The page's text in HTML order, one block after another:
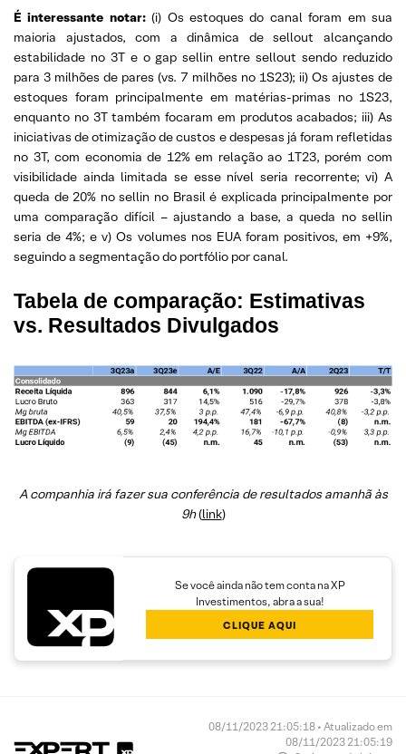
É interessante notar:(i) Os estoques do canal foram em sua
maioria ajustados, com a dinâmica de sellout alcançando
estabilidade no 3T e o gap sellin entre sellout sendo reduzido
para 3 milhões de pares (vs. 7 milhões no 1S23); ii) Os ajustes de
estoques foram principalmente em matérias-primas no 1S23,
enquanto no 3T também focaram em produtos acabados; iii) As
iniciativas de otimização de custos e despesas já foram refletidas
no 3T, com economia de 12% em relação ao 1T23, porém com
visibilidade ainda limitada se esse nível seria recorrente; vi) A
queda de 20% no sellin no Brasil é explicada principalmente por
uma comparação difícil – ajustando a base, a queda no sellin
seria de 4%; e v) Os volumes nos EUA foram positivos, em +9%,
seguindo a segmentação do portfólio por canal.
Tabela de comparação: Estimativas
vs. Resultados Divulgados
A companhia irá fazer sua conferência de resultados amanhã às
9h(link)
Se você ainda não tem conta na XP
Investimentos, abra a sua!
CLIQUE AQUI
08/11/2023 21:05:18 • Atualizado em
08/11/2023 21:05:19